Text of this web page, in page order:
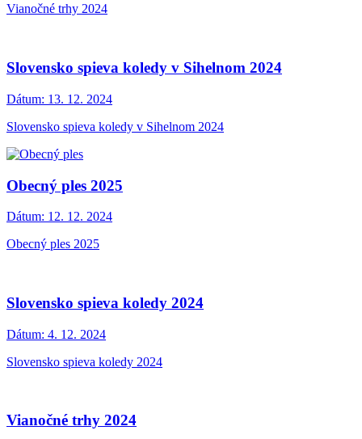
Vianočné trhy 2024
Slovensko spieva koledy v Sihelnom 2024
Dátum: 13. 12. 2024
Slovensko spieva koledy v Sihelnom 2024
Obecný ples 2025
Dátum: 12. 12. 2024
Obecný ples 2025
Slovensko spieva koledy 2024
Dátum: 4. 12. 2024
Slovensko spieva koledy 2024
Vianočné trhy 2024